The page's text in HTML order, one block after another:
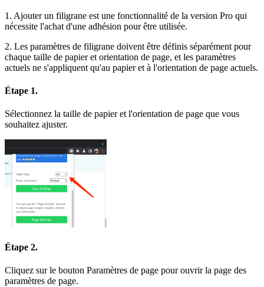
1. Ajouter un filigrane est une fonctionnalité de la version Pro qui
nécessite l'achat d'une adhésion pour être utilisée.
2. Les paramètres de filigrane doivent être définis séparément pour
chaque taille de papier et orientation de page, et les paramètres
actuels ne s'appliquent qu'au papier et à l'orientation de page actuels.
Étape 1.
Sélectionnez la taille de papier et l'orientation de page que vous
souhaitez ajuster.
Étape 2.
Cliquez sur le bouton Paramètres de page pour ouvrir la page des
paramètres de page.